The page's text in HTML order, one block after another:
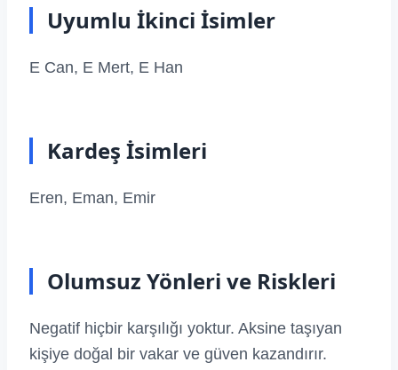
Uyumlu İkinci İsimler
E Can, E Mert, E Han
Kardeş İsimleri
Eren, Eman, Emir
Olumsuz Yönleri ve Riskleri
Negatif hiçbir karşılığı yoktur. Aksine taşıyan
kişiye doğal bir vakar ve güven kazandırır.